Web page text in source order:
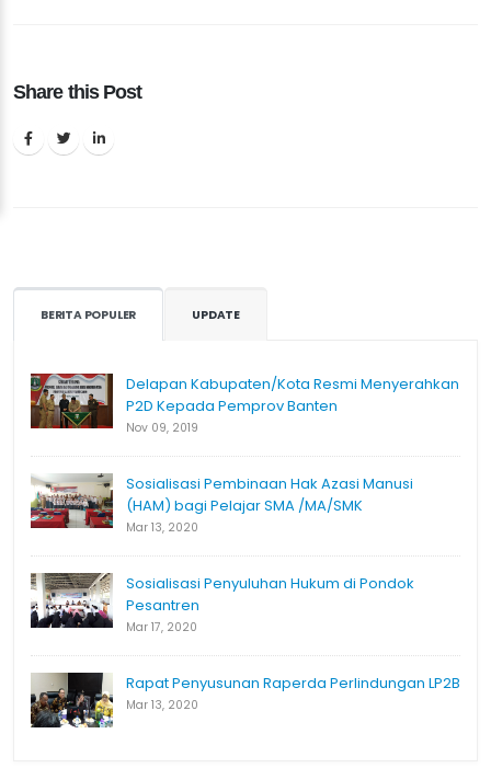
Share this Post
BERITA POPULER UPDATE
Delapan Kabupaten/Kota Resmi Menyerahkan
P2D Kepada Pemprov Banten
Nov 09, 2019
Sosialisasi Pembinaan Hak Azasi Manusi
(HAM) bagi Pelajar SMA /MA/SMK
Mar 13, 2020
Sosialisasi Penyuluhan Hukum di Pondok
Pesantren
Mar 17, 2020
Rapat Penyusunan Raperda Perlindungan LP2B
Mar 13, 2020